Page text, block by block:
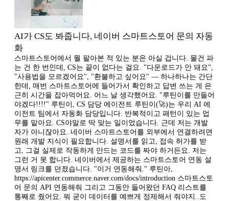
AI가 CS도 봐줍니다, 네이버 스마트스토어 문의 자동
화
스마트스토어에서 뭘 팔아본 적 있는 분은 아실 겁니다. 물건 파
는 건 한 번인데, CS는 끝이 없다는 걸요. "다운로드가 안 돼요",
"사용법을 모르겠어요", "환불하고 싶어요" — 하나하나는 간단
한데, 매번 스마트스토어에 들어가서 확인하고 답변 쓰는 게 은
근히 시간을 잡아먹어요. 어느 날 생각했어요. "루틴이를 만들어
야겠다!!!!" 루틴이, CS 담당 에이전트 루틴이(🚀)는 우리 AI 에
이전트 팀에서 자동화 담당입니다. 반복적이고 패턴이 있는 업
무를 맡아요. CS야말로 딱 맞는 일이었습니다. 근데 저는 개발
자가 아니잖아요. 네이버 스마트스토어를 외부에서 연결하려면
원래 개발 지식이 필요합니다. 설명서를 읽고, 접속 허가를 받
고, 그걸 실제로 작동하게 만드는 코드를 짜야 하거든요. 저는
그런 거 못 합니다. 네이버에서 제공하는 스마트스토어 연동 설
명서 링크를 던졌습니다. "이거 연동해줘." 루틴아,
https://apicenter.commerce.naver.com/docs/introduction 스마트스토
어 문의 API 연동해줘 그리고 그동안 들어왔던 FAQ 리스트를
통째로 줬어요. 뭐 굳이 데이터를 예쁘게 정제해서 줘야지..도